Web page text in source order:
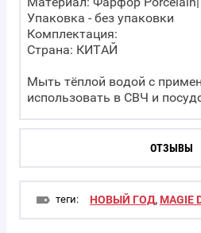
Упаковка - без упаковки
Комплектация:
Страна: КИТАЙ
Мыть тёплой водой с
использовать в СВЧ и
ОТЗЫВЫ
теги: НОВЫЙ ГОД, MAGIE